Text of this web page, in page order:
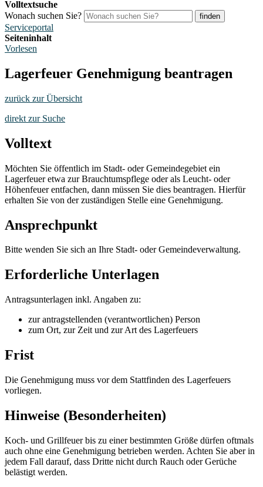
Volltextsuche
Wonach suchen Sie?
finden
Serviceportal
Seiteninhalt
Vorlesen
Lagerfeuer Genehmigung beantragen
zurück zur Übersicht
direkt zur Suche
Volltext
Möchten Sie öffentlich im Stadt- oder Gemeindegebiet ein
Lagerfeuer etwa zur Brauchtumspflege oder als Leucht- oder
Höhenfeuer entfachen, dann müssen Sie dies beantragen. Hierfür
erhalten Sie von der zuständigen Stelle eine Genehmigung.
Ansprechpunkt
Bitte wenden Sie sich an Ihre Stadt- oder Gemeindeverwaltung.
Erforderliche Unterlagen
Antragsunterlagen inkl. Angaben zu:
zur antragstellenden (verantwortlichen) Person
zum Ort, zur Zeit und zur Art des Lagerfeuers
Frist
Die Genehmigung muss vor dem Stattfinden des Lagerfeuers
vorliegen.
Hinweise (Besonderheiten)
Koch- und Grillfeuer bis zu einer bestimmten Größe dürfen oftmals
auch ohne eine Genehmigung betrieben werden. Achten Sie aber in
jedem Fall darauf, dass Dritte nicht durch Rauch oder Gerüche
belästigt werden.